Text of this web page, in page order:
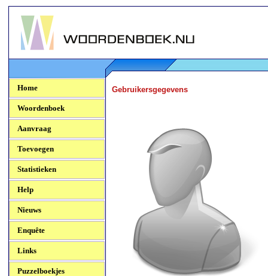
Woordenboek.NU
Home
Woordenboek
Aanvraag
Toevoegen
Statistieken
Help
Nieuws
Enquête
Links
Puzzelboekjes
Gebruikersgegevens